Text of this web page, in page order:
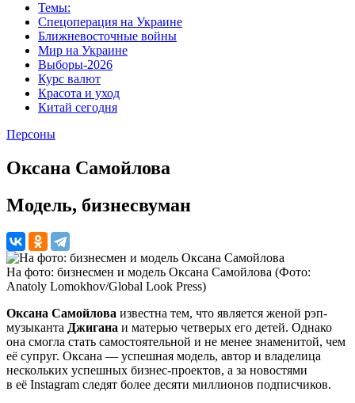
Темы:
Спецоперация на Украине
Ближневосточные войны
Мир на Украине
Выборы-2026
Курс валют
Красота и уход
Китай сегодня
Персоны
Оксана Самойлова
Модель, бизнесвуман
На фото: бизнесмен и модель Оксана Самойлова (Фото:
Anatoly Lomokhov/Global Look Press)
Оксана Самойлова известна тем, что является женой рэп-
музыканта Джигана и матерью четверых его детей. Однако
она смогла стать самостоятельной и не менее знаменитой, чем
её супруг. Оксана — успешная модель, автор и владелица
нескольких успешных бизнес-проектов, а за новостями
в её Instagram следят более десяти миллионов подписчиков.